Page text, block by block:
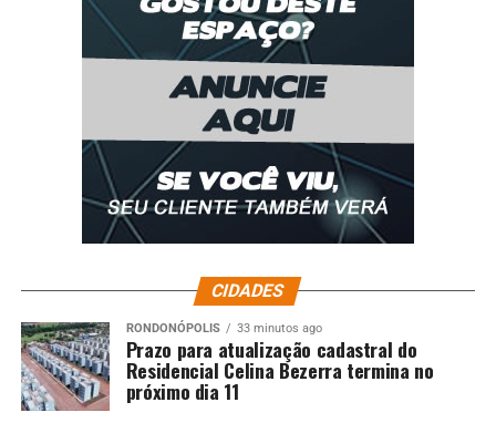
CIDADES
RONDONÓPOLIS 33 minutos ago
Prazo para atualização cadastral do
Residencial Celina Bezerra termina no
próximo dia 11